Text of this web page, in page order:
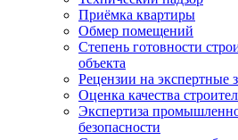
Приёмка квартиры
Обмер помещений
Степень готовности
объекта
Рецензии на экспертные
Оценка качества
Экспертиза
безопасности